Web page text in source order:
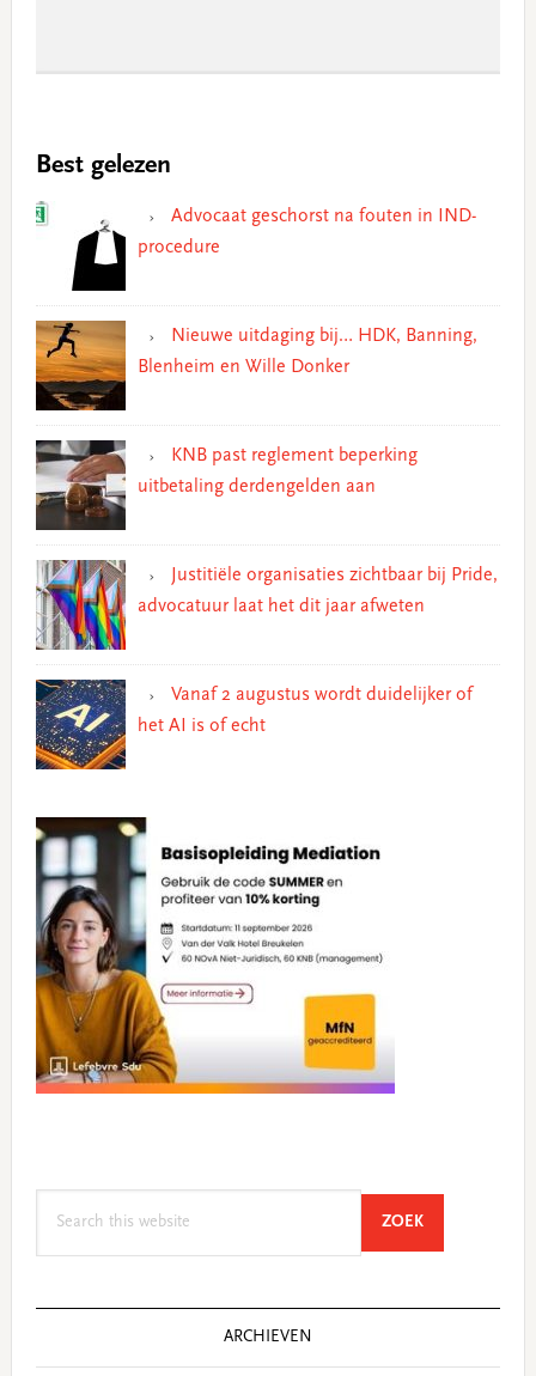
Best gelezen
Advocaat geschorst na fouten in IND-
procedure
Nieuwe uitdaging bij… HDK, Banning,
Blenheim en Wille Donker
KNB past reglement beperking
uitbetaling derdengelden aan
Justitiële organisaties zichtbaar bij Pride,
advocatuur laat het dit jaar afweten
Vanaf 2 augustus wordt duidelijker of
het AI is of echt
ZOEKSEARCH
ARCHIEVEN